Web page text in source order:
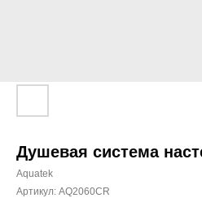
Душевая система
Aquatek
Артикул: AQ2060CR